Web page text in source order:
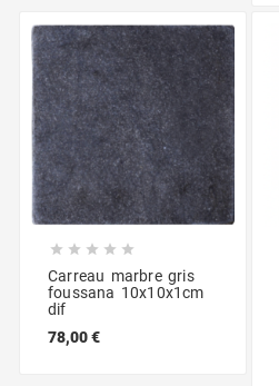
    
Carreau marbre gris
foussana 10x10x1cm
dif
78,00 €